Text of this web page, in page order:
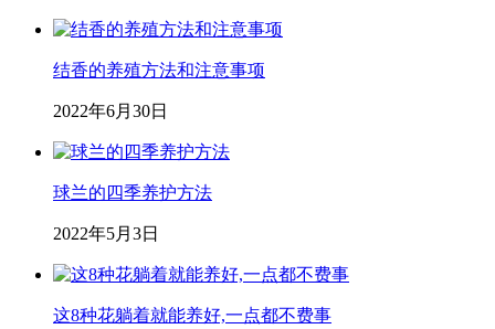
结香的养殖方法和注意事项
2022年6月30日
球兰的四季养护方法
2022年5月3日
这8种花躺着就能养好,一点都不费事